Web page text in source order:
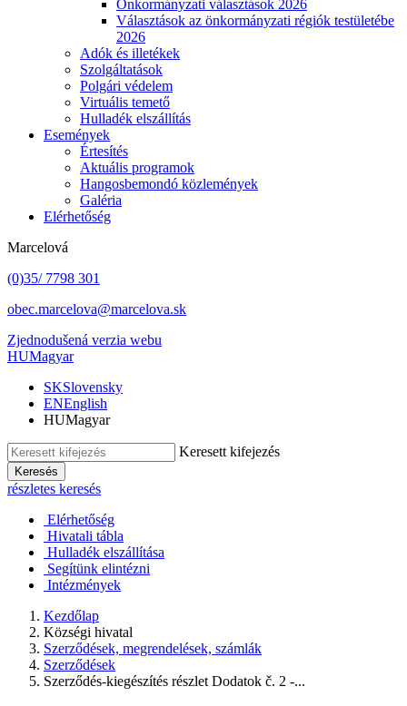
Önkormányzati választások 2026
Választások az önkormányzati régiók testületébe
2026
Adók és illetékek
Szolgáltatások
Polgári védelem
Virtuális temető
Hulladék elszállítás
Események
Értesítés
Aktuális programok
Hangosbemondó közlemények
Galéria
Elérhetőség
Marcelová
(0)35/ 7798 301
obec.marcelova@marcelova.sk
Zjednodušená verzia webu
HUMagyar
SKSlovensky
ENEnglish
HUMagyar
Keresett kifejezés
Keresés
részletes keresés
Elérhetőség
Hivatali tábla
Hulladék elszállítása
Segítünk elintézni
Intézmények
Kezdőlap
Községi hivatal
Szerződések, megrendelések, számlák
Szerződések
Szerződés-kiegészítés részlet Dodatok č. 2 -...